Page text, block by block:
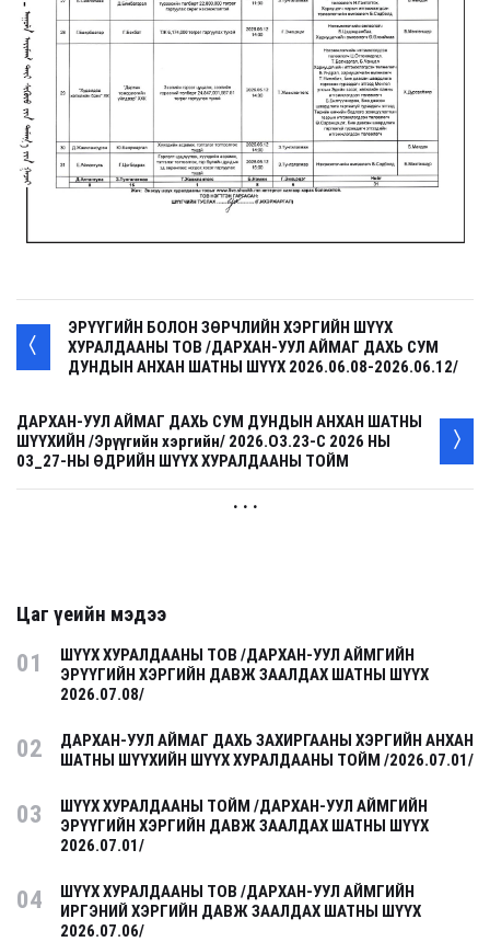
ЭРҮҮГИЙН БОЛОН ЗӨРЧЛИЙН ХЭРГИЙН ШҮҮХ
ХУРАЛДААНЫ ТОВ /ДАРХАН-УУЛ АЙМАГ ДАХЬ СУМ
ДУНДЫН АНХАН ШАТНЫ ШҮҮХ 2026.06.08-2026.06.12/
ДАРХАН-УУЛ АЙМАГ ДАХЬ СУМ ДУНДЫН АНХАН ШАТНЫ
ШҮҮХИЙН /Эрүүгийн хэргийн/ 2026.О3.23-С 2026 НЫ
03_27-НЫ ӨДРИЙН ШҮҮХ ХУРАЛДААНЫ ТОЙМ
. . .
Цаг үеийн мэдээ
01
ШҮҮХ ХУРАЛДААНЫ ТОВ /ДАРХАН-УУЛ АЙМГИЙН
ЭРҮҮГИЙН ХЭРГИЙН ДАВЖ ЗААЛДАХ ШАТНЫ ШҮҮХ
2026.07.08/
02
ДАРХАН-УУЛ АЙМАГ ДАХЬ ЗАХИРГААНЫ ХЭРГИЙН АНХАН
ШАТНЫ ШҮҮХИЙН ШҮҮХ ХУРАЛДААНЫ ТОЙМ /2026.07.01/
03
ШҮҮХ ХУРАЛДААНЫ ТОЙМ /ДАРХАН-УУЛ АЙМГИЙН
ЭРҮҮГИЙН ХЭРГИЙН ДАВЖ ЗААЛДАХ ШАТНЫ ШҮҮХ
2026.07.01/
04
ШҮҮХ ХУРАЛДААНЫ ТОВ /ДАРХАН-УУЛ АЙМГИЙН
ИРГЭНИЙ ХЭРГИЙН ДАВЖ ЗААЛДАХ ШАТНЫ ШҮҮХ
2026.07.06/